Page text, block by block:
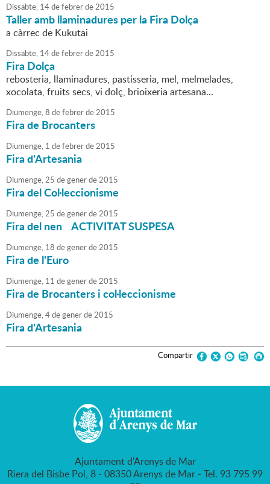
Dissabte, 14defebrerde2015
Taller amb llaminadures per la Fira Dolça
a càrrec de Kukutai
Dissabte, 14defebrerde2015
Fira Dolça
rebosteria, llaminadures, pastisseria, mel, melmelades,
xocolata, fruits secs, vi dolç, brioixeria artesana...
Diumenge,8 defebrerde2015
Fira de Brocanters
Diumenge, 1 defebrerde2015
Fira d'Artesania
Diumenge,25 degenerde2015
Fira del Col·leccionisme
Diumenge,25 degenerde2015
Fira del nen ACTIVITAT SUSPESA
Diumenge, 18 degenerde2015
Fira de l'Euro
Diumenge, 11 degenerde2015
Fira de Brocanters i col·leccionisme
Diumenge,4degenerde2015
Fira d'Artesania
Compartir
Ajuntament d'Arenys de Mar
Riera del Bisbe Pol, 8 - 08350 Arenys de Mar - Tel. 93 795 99